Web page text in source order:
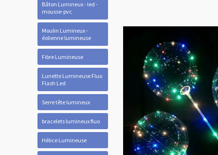
Bâton Lumineux - led -
mousse-pvc
Moulin Lumineux -
éolienne lumineuse
Fibre Lumineuse
Lunette Lumineuse Fluo
Flash Led
Serre tête lumineux
bracelets lumineux fluo
Hélice Lumineuse